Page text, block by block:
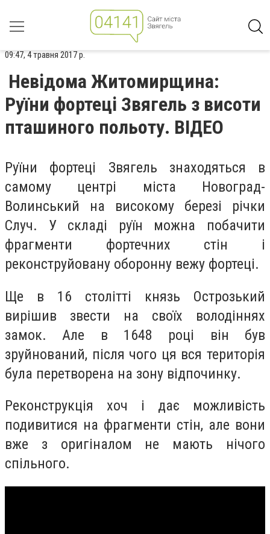
09:47, 4 травня 2017 р.
Невідома Житомирщина:
Руїни фортеці Звягель з висоти
пташиного польоту. ВІДЕО
Руїни фортеці Звягель знаходяться в
самому центрі міста Новоград-
Волинський на високому березі річки
Случ. У складі руїн можна побачити
фрагменти фортечних стін і
реконструйовану оборонну вежу фортеці.
Ще в 16 столітті князь Острозький
вирішив звести на своїх володіннях
замок. Але в 1648 році він був
зруйнований, після чого ця вся територія
була перетворена на зону відпочинку.
Реконструкція хоч і дає можливість
подивитися на фрагменти стін, але вони
вже з оригіналом не мають нічого
спільного.